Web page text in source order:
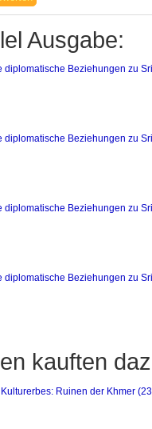
Ausgabe:
kauften